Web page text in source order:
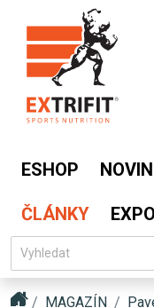
ESHOP
ČLÁNKY
MAGAZÍN